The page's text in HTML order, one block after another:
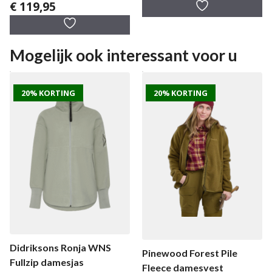
0
v
5
€ 119,95
Mogelijk ook interessant voor u
20% KORTING
Didriksons Ronja WNS
Fullzip damesjas
20% KORTING
Pinewood Forest Pile
Fleece damesvest